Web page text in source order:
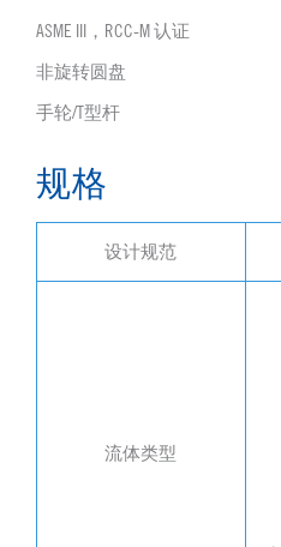
ASME III，RCC-M 认证
非旋转圆盘
手轮/T型杆
规格
设计规范
流体类型